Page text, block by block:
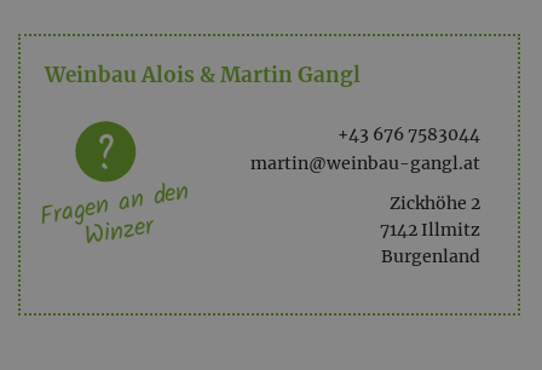
Weinbau Alois & Martin Gangl
+43 676 7583044
martin@weinbau-gangl.at
Zickhöhe 2
7142 Illmitz
Burgenland
Fragen an den
Winzer